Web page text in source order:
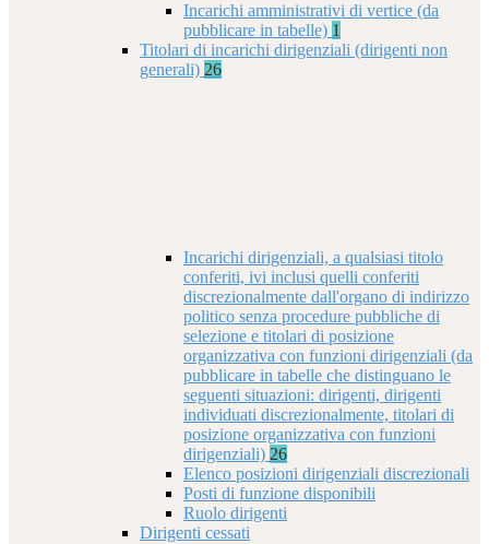
Incarichi amministrativi di vertice (da
pubblicare in tabelle) 1
Titolari di incarichi dirigenziali (dirigenti non
generali) 26
Incarichi dirigenziali, a qualsiasi titolo
conferiti, ivi inclusi quelli conferiti
discrezionalmente dall'organo di indirizzo
politico senza procedure pubbliche di
selezione e titolari di posizione
organizzativa con funzioni dirigenziali (da
pubblicare in tabelle che distinguano le
seguenti situazioni: dirigenti, dirigenti
individuati discrezionalmente, titolari di
posizione organizzativa con funzioni
dirigenziali) 26
Elenco posizioni dirigenziali discrezionali
Posti di funzione disponibili
Ruolo dirigenti
Dirigenti cessati